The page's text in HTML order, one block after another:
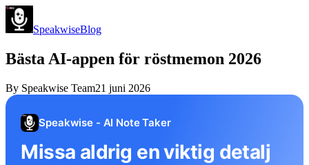
SpeakwiseBlog
Bästa AI-appen för röstmemon 2026
By Speakwise Team21 juni 2026
Speakwise - AI Note Taker
Missa aldrig en viktig detalj